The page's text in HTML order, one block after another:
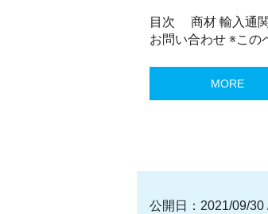
目次 商材 輸入通関
お問い合わせ ※こ
MORE
公開日：2021/09/30